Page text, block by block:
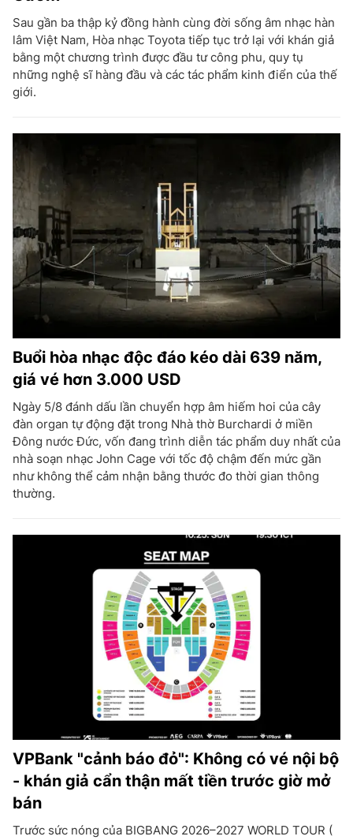
Sau gần ba thập kỷ đồng hành cùng đời sống âm nhạc hàn
lâm Việt Nam, Hòa nhạc Toyota tiếp tục trở lại với khán giả
bằng một chương trình được đầu tư công phu, quy tụ
những nghệ sĩ hàng đầu và các tác phẩm kinh điển của thế
giới.
Buổi hòa nhạc độc đáo kéo dài 639 năm,
giá vé hơn 3.000 USD
Ngày 5/8 đánh dấu lần chuyển hợp âm hiếm hoi của cây
đàn organ tự động đặt trong Nhà thờ Burchardi ở miền
Đông nước Đức, vốn đang trình diễn tác phẩm duy nhất của
nhà soạn nhạc John Cage với tốc độ chậm đến mức gần
như không thể cảm nhận bằng thước đo thời gian thông
thường.
VPBank "cảnh báo đỏ": Không có vé nội bộ
- khán giả cẩn thận mất tiền trước giờ mở
bán
Trước sức nóng của BIGBANG 2026–2027 WORLD TOUR (